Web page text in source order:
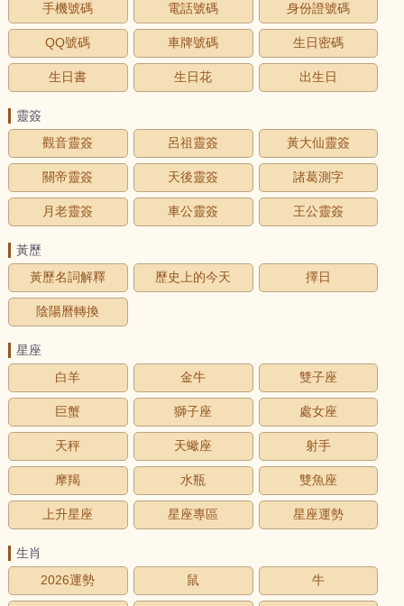
手機號碼
電話號碼 身份證號碼
QQ號碼 車牌號碼 生日密碼
生日書 生日花 出生日
靈簽
觀音靈簽
呂祖靈簽 黃大仙靈簽
關帝靈簽 天後靈簽 諸葛測字
月老靈簽 車公靈簽 王公靈簽
黃歷
黃歷名詞解釋
歷史上的今天 擇日
陰陽曆轉換
星座
白羊
金牛 雙子座
巨蟹 獅子座 處女座
天秤 天蠍座 射手
摩羯 水瓶 雙魚座
上升星座 星座專區 星座運勢
生肖
2026運勢
鼠 牛